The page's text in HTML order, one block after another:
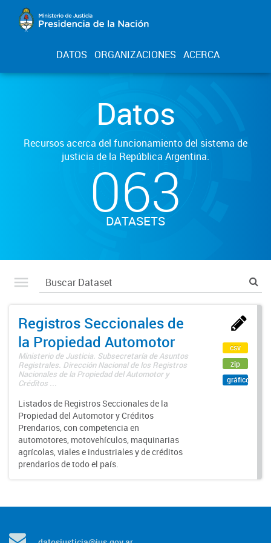
DATOS ORGANIZACIONES ACERCA
Datos
Recursos acerca del funcionamiento del sistema de
justicia de la República Argentina.
063
DATASETS
Registros Seccionales de
la Propiedad Automotor
Ministerio de Justicia. Subsecretaría de Asuntos
Registrales. Dirección Nacional de los Registros
Nacionales de la Propiedad del Automotor y
Créditos ...
Listados de Registros Seccionales de la
Propiedad del Automotor y Créditos
Prendarios, con competencia en
automotores, motovehículos, maquinarias
agrícolas, viales e industriales y de créditos
prendarios de todo el país.
csv
zip
gráfico